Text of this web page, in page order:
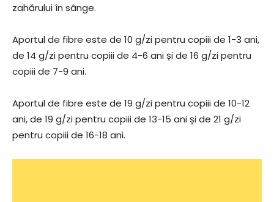
zahărului în sânge.
Aportul de fibre este de 10 g/zi pentru copiii de 1-3 ani,
de 14 g/zi pentru copiii de 4-6 ani și de 16 g/zi pentru
copiii de 7-9 ani.
Aportul de fibre este de 19 g/zi pentru copiii de 10-12
ani, de 19 g/zi pentru copiii de 13-15 ani și de 21 g/zi
pentru copiii de 16-18 ani.